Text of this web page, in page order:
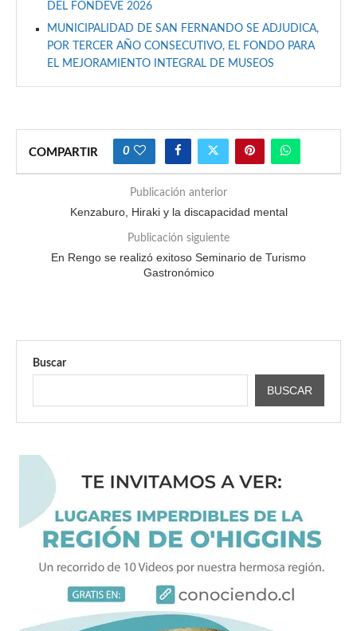
DEL FONDEVE 2026
MUNICIPALIDAD DE SAN FERNANDO SE ADJUDICA,
POR TERCER AÑO CONSECUTIVO, EL FONDO PARA
EL MEJORAMIENTO INTEGRAL DE MUSEOS
COMPARTIR 0
Publicación anterior
Kenzaburo, Hiraki y la discapacidad mental
Publicación siguiente
En Rengo se realizó exitoso Seminario de Turismo
Gastronómico
Buscar
BUSCAR